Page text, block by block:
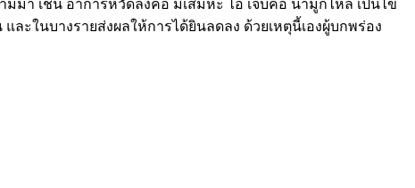
มา เช่น อาการหวัดลงคอ มีเสมหะ ไอ เจ็บคอ น้ำมูกไหล เป็นไข้
ละในบางรายส่งผลให้การได้ยินลดลง ด้วยเหตุนี้เองผู้บกพร่อง